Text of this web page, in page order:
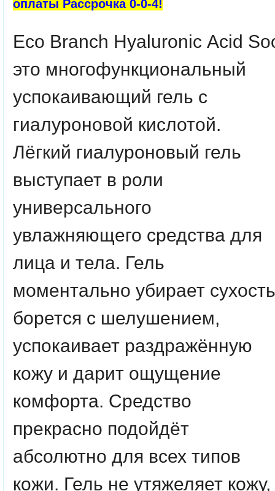
оплаты Рассрочка 0-0-4!
Eco Branch Hyaluronic Acid
это многофункциональный
успокаивающий гель с
гиалуроновой кислотой.
Лёгкий гиалуроновый гель
выступает в роли
универсального
увлажняющего средства для
лица и тела. Гель
моментально убирает сухость
борется с шелушением,
успокаивает раздражённую
кожу и дарит ощущение
комфорта. Средство
прекрасно подойдёт
абсолютно для всех типов
кожи. Гель не утяжеляет кожу,